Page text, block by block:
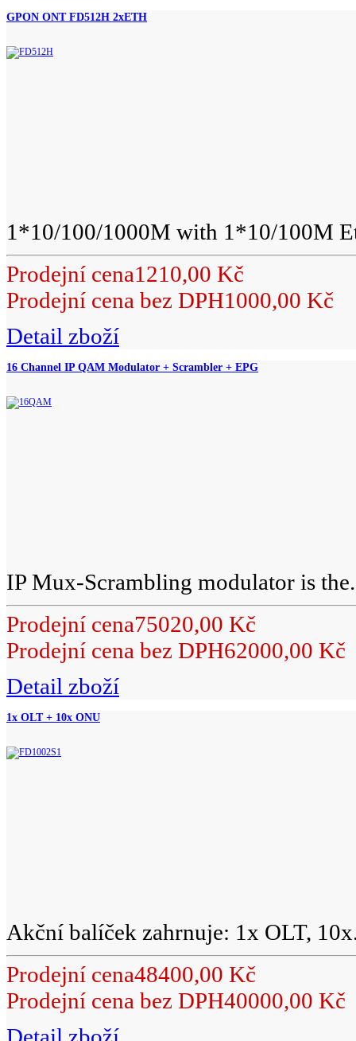
GPON ONT FD512H 2xETH
1*10/100/1000M with 1*10/100M
Prodejní cena1210,00 Kč
Prodejní cena bez DPH1000,00 Kč
Detail zboží
16 Channel IP QAM Modulator + Scrambler + EPG
IP Mux-Scrambling modulator is
Prodejní cena75020,00 Kč
Prodejní cena bez DPH62000,00 Kč
Detail zboží
1x OLT + 10x ONU
Akční balíček zahrnuje: 1x OLT,
Prodejní cena48400,00 Kč
Prodejní cena bez DPH40000,00 Kč